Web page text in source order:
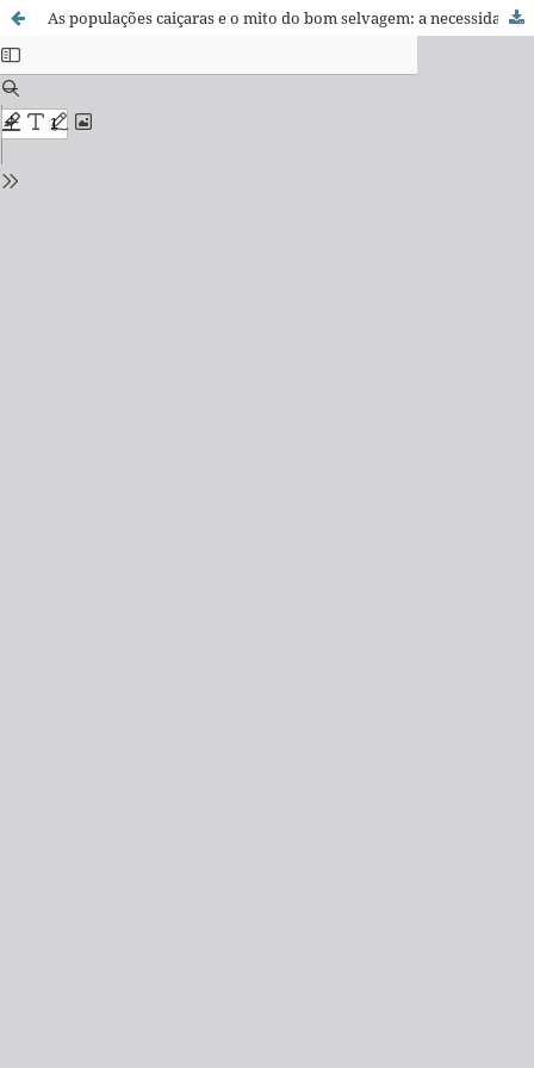
As populações caiçaras e o mito do bom selvagem: a necessidade de uma nova abordagem interdisciplinar